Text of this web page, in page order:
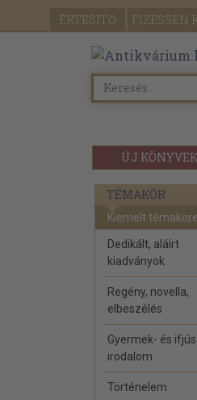
ÉRTESÍTŐ FIZESSEN
ÚJ KÖNYVEK
TÉMAKÖR
Kiemelt
Dedikált, aláírt
kiadványok
Regény, novella,
elbeszélés
Gyermek- és
irodalom
Történelem